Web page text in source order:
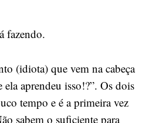
fazendo.
(idiota) que vem na cabeça
ela aprendeu isso!?”. Os dois
tempo e é a primeira vez
sabem o suficiente para